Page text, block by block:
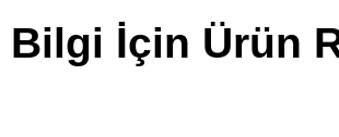
Bilgi İçin Ürün